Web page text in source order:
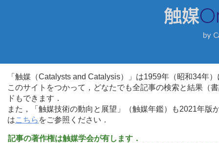
「触媒（Catalysts and Catalysis）」は1959年（昭和34年
このサイトをつかって，どなたでも全記事の検索と結果（
ドもできます．
また，「触媒技術の動向と展望」（触媒年鑑）も2021年
はこちら をご参照ください．
記事の著作権は触媒学会が有します．